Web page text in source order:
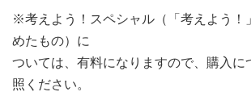
※考えよう！スペシャル（「考えよう！
めたもの）に
ついては、有料になりますので、購入に
照ください。